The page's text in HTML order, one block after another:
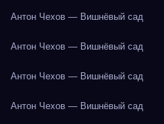
Антон Чехов — Вишнёвый сад
Антон Чехов — Вишнёвый сад
Антон Чехов — Вишнёвый сад
Антон Чехов — Вишнёвый сад